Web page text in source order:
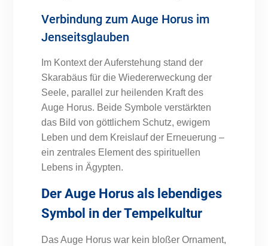
Verbindung zum Auge Horus im
Jenseitsglauben
Im Kontext der Auferstehung stand der
Skarabäus für die Wiedererweckung der
Seele, parallel zur heilenden Kraft des
Auge Horus. Beide Symbole verstärkten
das Bild von göttlichem Schutz, ewigem
Leben und dem Kreislauf der Erneuerung –
ein zentrales Element des spirituellen
Lebens in Ägypten.
Der Auge Horus als lebendiges
Symbol in der Tempelkultur
Das Auge Horus war kein bloßer Ornament,